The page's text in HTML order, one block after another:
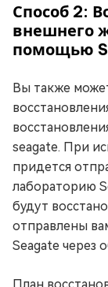
Способ 2:
внешнего
помощью
Вы также
seagate. При
придется
лабораторию
будут
отправлены
Seagate через